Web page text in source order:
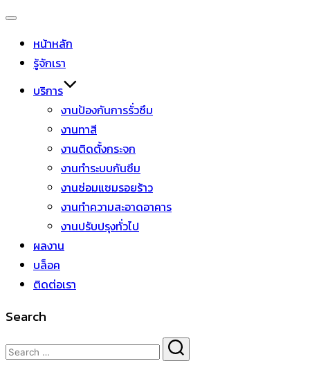
หน้าหลัก
รู้จักเรา
บริการ
งานป้องกันการรั่วซึม
งานทาสี
งานติดตั้งกระจก
งานทำระบบกันซึม
งานซ่อมแซมรอยร้าว
งานทำความสะอาดอาคาร
งานปรับปรุงทั่วไป
ผลงาน
บล็อค
ติดต่อเรา
Search